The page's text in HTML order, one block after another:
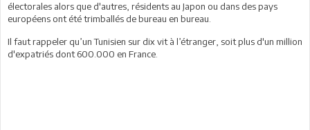
électorales alors que d'autres, résidents au Japon ou dans des pays
européens ont été trimballés de bureau en bureau.
Il faut rappeler qu’un Tunisien sur dix vit à l’étranger, soit plus d'un million
d'expatriés dont 600.000 en France.